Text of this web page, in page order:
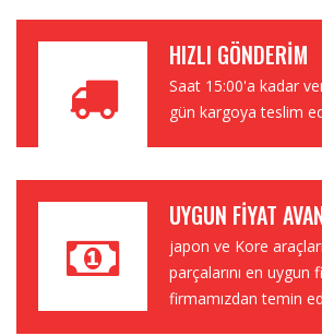
HIZLI GÖNDERIM
Saat 15:00'a kadar
gün kargoya teslim
UYGUN FIYAT
japon ve Kore
parçalarını en uygun
firmamızdan temin